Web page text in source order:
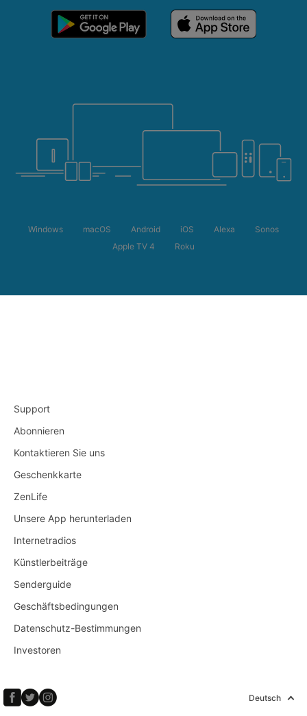
Windows macOS Android iOS Alexa
Sonos
Apple TV 4
Roku
Support
Abonnieren
Kontaktieren Sie uns
Geschenkkarte
ZenLife
Unsere App herunterladen
Internetradios
Künstlerbeiträge
Senderguide
Geschäftsbedingungen
Datenschutz-Bestimmungen
Investoren
Deutsch